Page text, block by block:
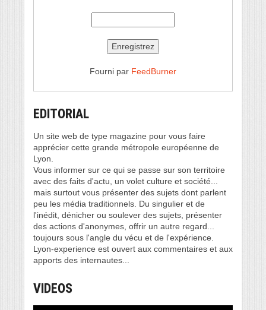
Fourni par FeedBurner
EDITORIAL
Un site web de type magazine pour vous faire
apprécier cette grande métropole européenne de
Lyon.
Vous informer sur ce qui se passe sur son territoire
avec des faits d'actu, un volet culture et société...
mais surtout vous présenter des sujets dont parlent
peu les média traditionnels. Du singulier et de
l'inédit, dénicher ou soulever des sujets, présenter
des actions d'anonymes, offrir un autre regard...
toujours sous l'angle du vécu et de l'expérience.
Lyon-experience est ouvert aux commentaires et aux
apports des internautes...
VIDEOS